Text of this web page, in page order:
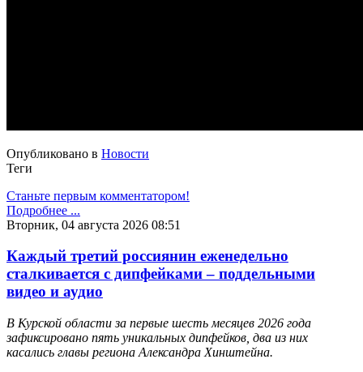
Опубликовано в Новости
Теги
Станьте первым комментатором!
Подробнее ...
Вторник, 04 августа 2026 08:51
Каждый третий россиянин еженедельно
сталкивается с дипфейками – поддельными
видео и аудио
В Курской области за первые шесть месяцев 2026 года
зафиксировано пять уникальных дипфейков два из них
касались главы региона Александра Хинштейна.